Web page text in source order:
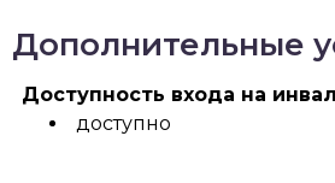
Дополнительные
Доступность входа на
доступно